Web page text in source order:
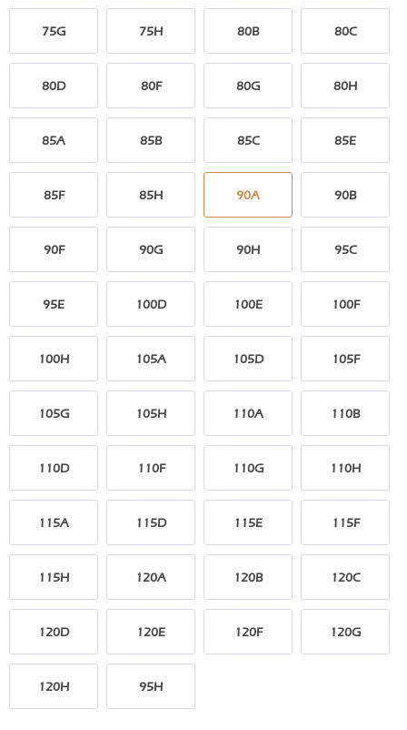
75G 75H 80B 80C
80D 80F 80G 80H
85A 85B 85C 85E
85F 85H 90A 90B
90F 90G 90H 95C
95E 100D 100E 100F
100H 105A 105D 105F
105G 105H 110A 110B
110D 110F 110G 110H
115A 115D 115E 115F
115H 120A 120B 120C
120D 120E 120F 120G
120H 95H